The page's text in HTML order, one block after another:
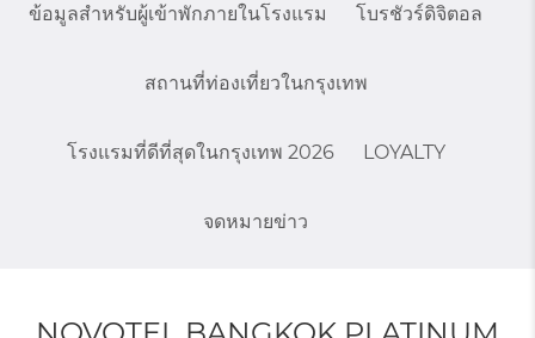
ข้อมูลสำหรับผู้เข้าพักภายในโรงแรม โบรชัวร์ดิจิตอล
สถานที่ท่องเที่ยวในกรุงเทพ
โรงแรมที่ดีที่สุดในกรุงเทพ 2026 LOYALTY
จดหมายข่าว